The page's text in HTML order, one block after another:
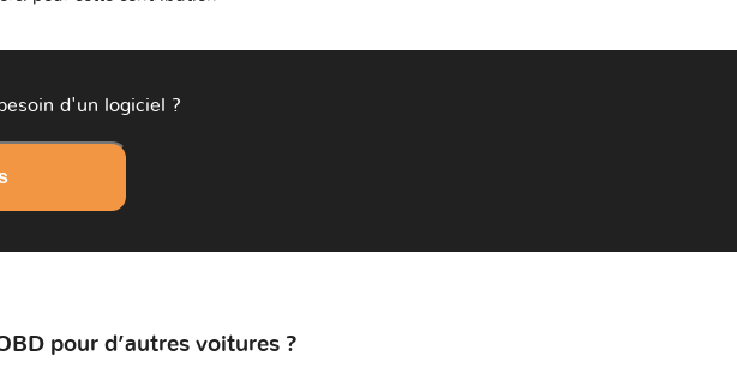
d'un logiciel ?
pour d’autres voitures ?